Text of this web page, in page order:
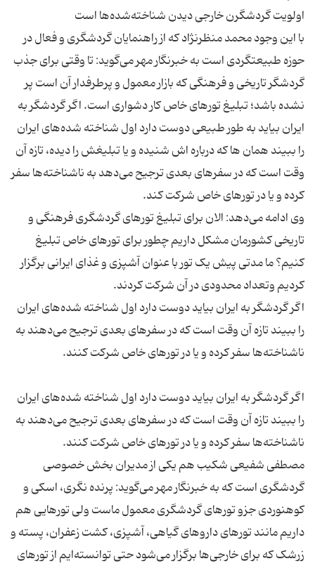
با این وجود محمد منظرنژاد که از راهنمایان گردشگری و فعال در
حوزه طبیعتگردی است به خبرنگار مهر می‌گوید: تا وقتی برای جذب
گردشگر تاریخی و فرهنگی که بازار معمول و پرطرفدار آن است پر
نشده باشد؛ تبلیغ تورهای خاص کار دشواری است. اگر گردشگر به
ایران بیاید به طور طبیعی دوست دارد اول شناخته شده‌های ایران
را ببیند همان ها که درباره اش شنیده و یا تبلیغش را دیده، تازه آن
وقت است که در سفرهای بعدی ترجیح می‌دهد به ناشناخته‌ها سفر
وی ادامه می‌دهد: الان برای تبلیغ تورهای گردشگری فرهنگی و
تاریخی کشورمان مشکل داریم چطور برای تورهای خاص تبلیغ
کنیم؟ ما مدتی پیش یک تور با عنوان آشپزی و غذای ایرانی برگزار
اگر گردشگر به ایران بیاید دوست دارد اول شناخته شده‌های ایران
را ببیند تازه آن وقت است که در سفرهای بعدی ترجیح می‌دهند به
اگر گردشگر به ایران بیاید دوست دارد اول شناخته شده‌های ایران
را ببیند تازه آن وقت است که در سفرهای بعدی ترجیح می‌دهند به
مصطفی شفیعی شکیب هم یکی از مدیران بخش خصوصی
گردشگری است که به خبرنگار مهر می‌گوید: پرنده نگری، اسکی و
کوهنوردی جزو تورهای گردشگری معمول ماست ولی تورهایی هم
داریم مانند تورهای داروهای گیاهی، آشپزی، کشت زعفران، پسته و
زرشک که برای خارجی‌ها برگزار می‌شود حتی توانسته‌ایم از تورهای